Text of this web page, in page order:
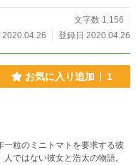
文字数 1,156
2020.04.26
登録日 2020.04.26
お気に入り追加 1
一粒のミニトマトを要求する彼
ではない彼女と浩太の物語。